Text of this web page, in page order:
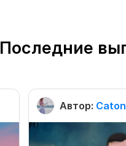
Последние
Автор: